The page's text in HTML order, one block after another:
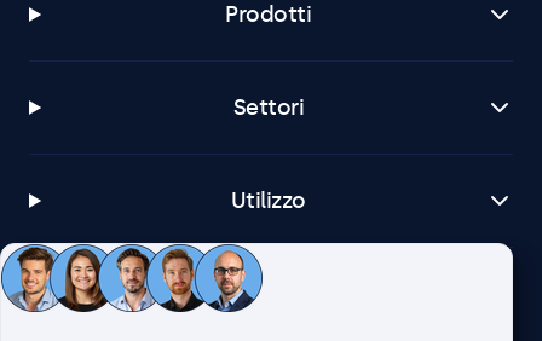
Prodotti
Settori
Utilizzo
Servizio Clienti